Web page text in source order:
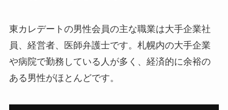
東カレデートの男性会員の主な職業は大手企業社
員、経営者、医師弁護士です。札幌内の大手企業
や病院で勤務している人が多く、経済的に余裕の
ある男性がほとんどです。